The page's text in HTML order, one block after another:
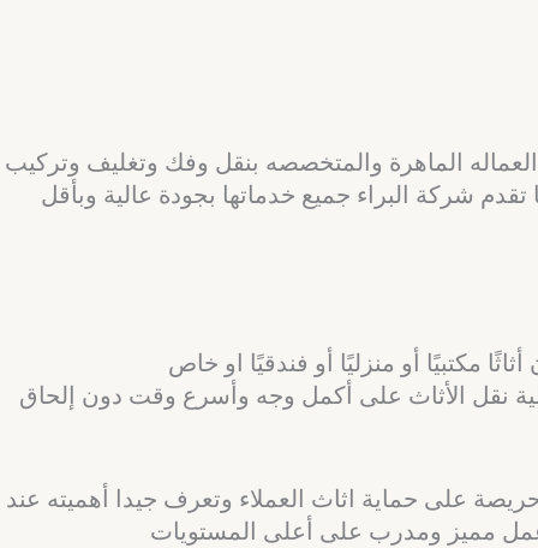
الماهرة والمتخصصه بنقل وفك وتغليف وتركيب
شركة البراء جميع خدماتها بجودة عالية وبأقل
مكتبيًا أو منزليًا أو فندقيًا او خاص
نقل الأثاث على أكمل وجه وأسرع وقت دون إلحاق
على حماية اثاث العملاء وتعرف جيدا أهميته عند
مميز ومدرب على أعلى المستويات